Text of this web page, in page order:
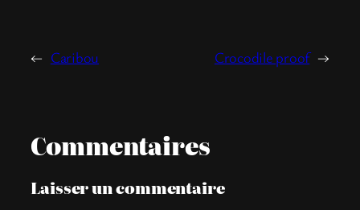
← Caribou Crocodile proof →
Commentaires
Laisser un commentaire